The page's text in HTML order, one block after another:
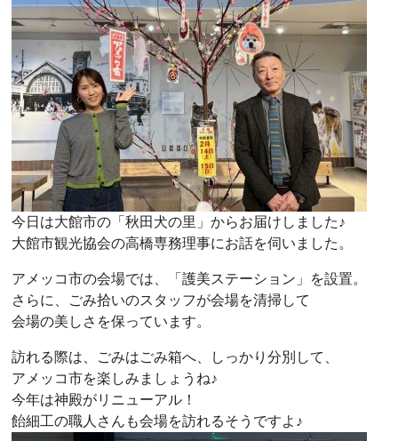
今日は大館市の「秋田犬の里」からお届けしました♪
大館市観光協会の高橋専務理事にお話を伺いました。
アメッコ市の会場では、「護美ステーション」を設置。
さらに、ごみ拾いのスタッフが会場を清掃して
会場の美しさを保っています。
訪れる際は、ごみはごみ箱へ、しっかり分別して、
アメッコ市を楽しみましょうね♪
今年は神殿がリニューアル！
飴細工の職人さんも会場を訪れるそうですよ♪